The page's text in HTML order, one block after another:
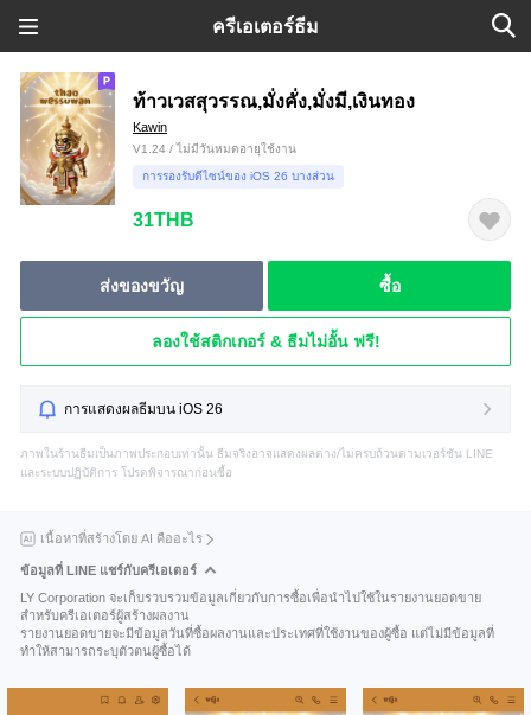
ครีเอเตอร์ธีม
ท้าวเวสสุวรรณ,มั่งคั่ง,มั่งมี,เงินทอง
Kawin
V1.24 / ไม่มีวันหมดอายุใช้งาน
การรองรับดีไซน์ของ iOS 26 บางส่วน
31THB
ส่งของขวัญ ซื้อ
ลองใช้สติกเกอร์ & ธีมไม่อั้น ฟรี!
การแสดงผลธีมบน iOS 26
ภาพในร้านธีมเป็นภาพประกอบเท่านั้น ธีมจริงอาจแสดงผลต่าง/ไม่ครบถ้วนตามเวอร์ชัน LINE
และระบบปฏิบัติการ โปรดพิจารณาก่อนซื้อ
เนื้อหาที่สร้างโดย AI คืออะไร
ข้อมูลที่ LINE แชร์กับครีเอเตอร์
LY Corporation จะเก็บรวบรวมข้อมูลเกี่ยวกับการซื้อเพื่อนำไปใช้ในรายงานยอดขาย
สำหรับครีเอเตอร์ผู้สร้างผลงาน
รายงานยอดขายจะมีข้อมูลวันที่ซื้อผลงานและประเทศที่ใช้งานของผู้ซื้อ แต่ไม่มีข้อมูลที่
ทำให้สามารถระบุตัวตนผู้ซื้อได้